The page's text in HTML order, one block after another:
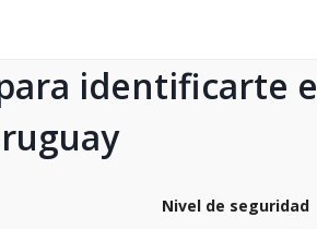
identificarte
Nivel de seguridad